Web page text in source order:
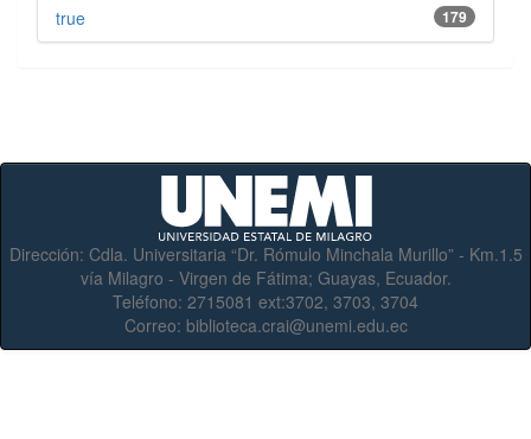
179
true
Dirección: Cdla. Universitaria “Dr. Rómulo Minchala Murillo” - Km.1.5
vía Milagro - Virgen de Fátima; Guayas, Ecuador.
Teléfono: 2715081 ext:3702, 3703, 3704
Correo: biblioteca.crai@unemi.edu.ec